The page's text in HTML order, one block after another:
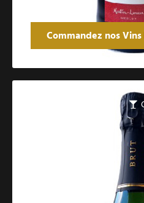
Commandez nos Vins